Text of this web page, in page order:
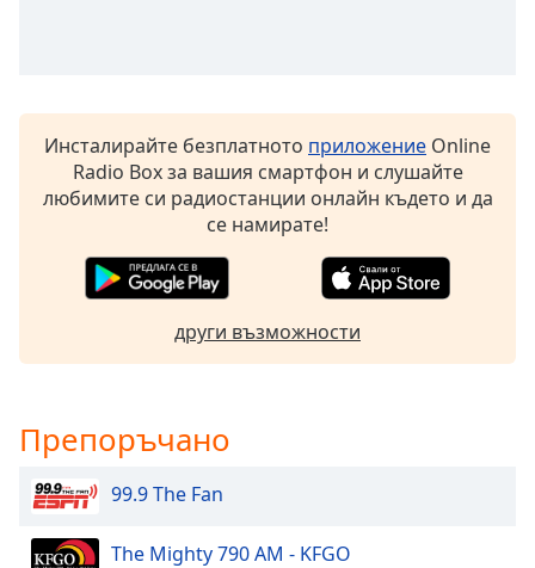
Escape
cancel
close
Text
Background
Color
Инсталирайте безплатното приложение Online
Radio Box за вашия смартфон и слушайте
любимите си радиостанции онлайн където и да
се намирате!
други възможности
Препоръчано
99.9 The Fan
The Mighty 790 AM - KFGO